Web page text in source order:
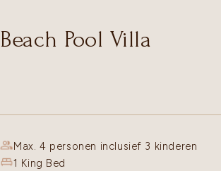
Beach Pool Villa
Max. 4 personen inclusief 3 kinderen
1 King Bed